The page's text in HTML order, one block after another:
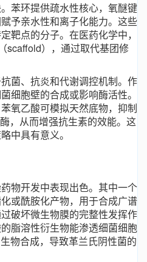
苯环提供疏水性核心，氧醚键
予亲水性和离子化能力。这些
靶点的分子。在医药化学中，
scaffold），通过取代基团修
菌、抗炎和代谢调控机制。作
细胞壁的合成或影响酶活性。
氧乙酸可模拟天然底物，抑制
，从而增强抗生素的效能。这
中具有意义。
物开发中表现出色。其中一个
或酰胺化产物，用于合成广谱
破坏微生物膜的完整性发挥作
脂溶性衍生物能渗透细菌细胞
物合成，导致革兰氏阴性菌的